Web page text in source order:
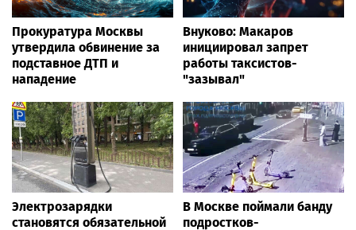
Прокуратура Москвы
утвердила обвинение за
подставное ДТП и
нападение
Внуково: Макаров
инициировал запрет
работы таксистов-
"зазывал"
Электрозарядки
становятся обязательной
В Москве поймали банду
подростков-